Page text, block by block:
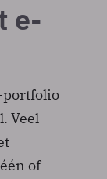
e-
portfolio
Veel
of